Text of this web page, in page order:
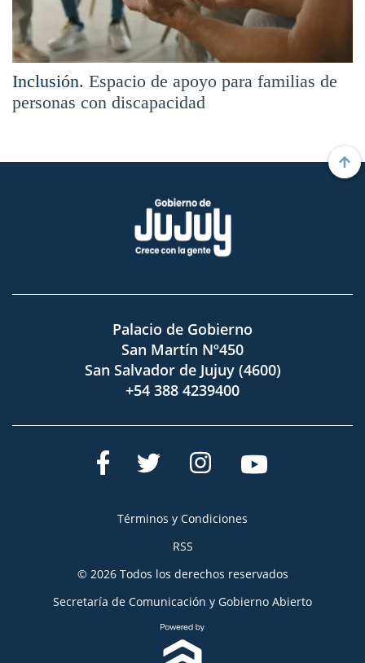
Inclusión. Espacio de apoyo para familias de
personas con discapacidad
Palacio de Gobierno
San Martín Nº450
San Salvador de Jujuy (4600)
+54 388 4239400
Términos y Condiciones
RSS
© 2026 Todos los derechos reservados
Secretaría de Comunicación y Gobierno Abierto